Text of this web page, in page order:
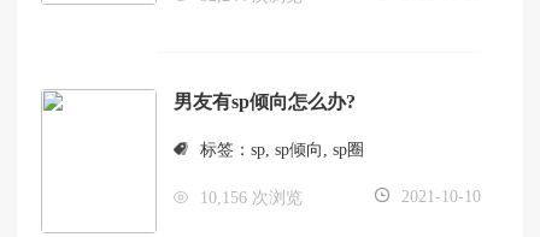
男友有sp倾向怎么办?
标签：sp,sp倾向 ,sp圈
10,156 次浏览 2021-10-10